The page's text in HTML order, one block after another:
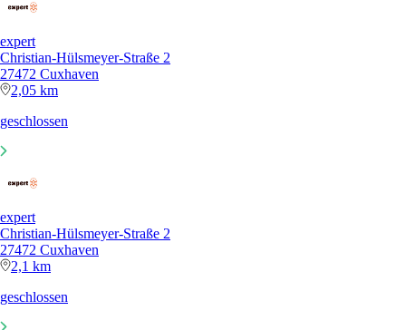
expert
Christian-Hülsmeyer-Straße 2
27472 Cuxhaven
2,05 km
geschlossen
expert
Christian-Hülsmeyer-Straße 2
27472 Cuxhaven
2,1 km
geschlossen